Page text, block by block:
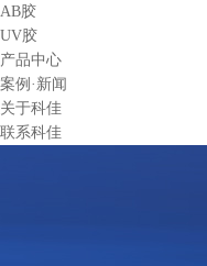
AB胶
UV胶
产品中心
案例·新闻
关于科佳
联系科佳